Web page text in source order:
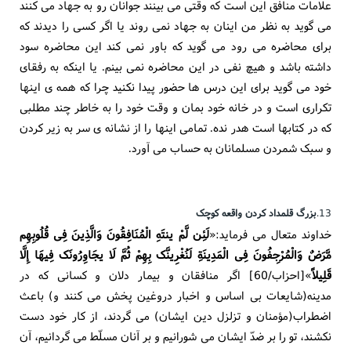
علامات منافق این است که وقتی می بینند جوانان رو به جهاد می کنند
می گوید به نظر من اینان به جهاد نمی روند یا اگر کسی را دیدند که
برای محاضره می رود می گوید که باور نمی کند این محاضره سود
داشته باشد و هیچ نفی در این محاضره نمی بینم. یا اینکه به رفقای
خود می گوید برای این درس ها حضور پیدا نکنید چرا که همه ی اینها
تکراری است و در خانه خود بمان و وقت خود را به خاطر چند مطلبی
که در کتابها است هدر نده. تمامی اینها را از نشانه ی سر به زیر کردن
و سبک شمردن مسلمانان به حساب می آورد.
13. بزرگ قلمداد کردن واقعه کوچک
خداوند متعال می فرماید:«لَئِن لَّمْ ینتَهِ الْمُنَافِقُونَ وَالَّذِینَ فِی قُلُوبِهِم
مَّرَضٌ وَالْمُرْجِفُونَ فِی الْمَدِینَةِ لَنُغْرِینَّک بِهِمْ ثُمَّ لَا یجَاوِرُونَک فِیهَا إِلَّا
قَلِیلاً
»[احزاب/60] اگر منافقان و بیمار دلان و کسانی که در
مدینه(شایعات بی اساس و اخبار دروغین پخش می کنند و) باعث
اضطراب(مؤمنان و تزلزل دین ایشان) می گردند، از کار خود دست
نکشند، تو را بر ضدّ ایشان می شورانیم و بر آنان مسلّط می گردانیم، آن